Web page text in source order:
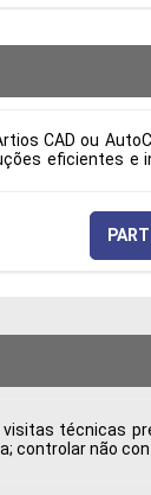
CAD ou
eficientes e
dos
Formação
visitas técnicas
controlar não